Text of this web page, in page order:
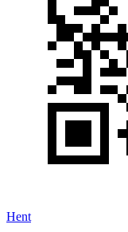
Hent